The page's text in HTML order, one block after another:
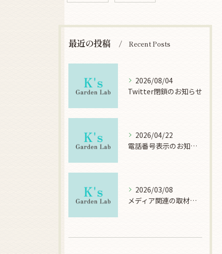
最近の投稿 Recent Posts
2026/08/04
Twitter閉鎖のお知らせ
2026/04/22
電話番号表示のお知らせ
2026/03/08
メディア関連の取材について